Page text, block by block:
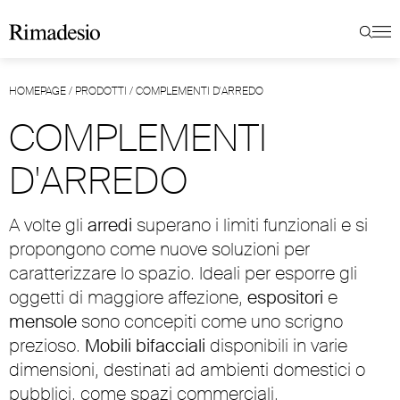
HOMEPAGE/ PRODOTTI /COMPLEMENTI D'ARREDO
COMPLEMENTI
D'ARREDO
A volte gli arredi superano i limiti funzionali e si
propongono come nuove soluzioni per
caratterizzare lo spazio. Ideali per esporre gli
oggetti di maggiore affezione, espositori e
mensole sono concepiti come uno scrigno
prezioso. Mobili bifacciali disponibili in varie
dimensioni, destinati ad ambienti domestici o
pubblici, come spazi commerciali.